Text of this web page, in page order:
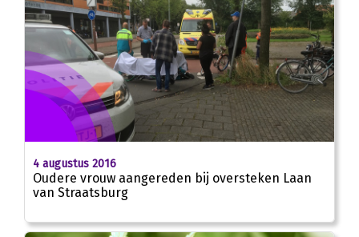
4 augustus 2016
Oudere vrouw aangereden bij oversteken Laan
van Straatsburg